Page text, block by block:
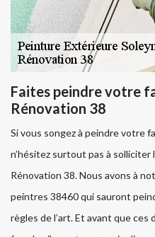
Faites peindre votre
Rénovation 38
Si vous songez à peindre votre
n’hésitez surtout pas à
Rénovation 38. Nous avons à
peintres 38460 qui sauront
règles de l’art. Et avant que